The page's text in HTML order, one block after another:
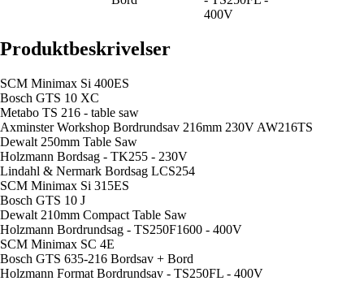
400V
Produktbeskrivelser
SCM Minimax Si 400ES
Bosch GTS 10 XC
Metabo TS 216 - table saw
Axminster Workshop Bordrundsav 216mm 230V AW216TS
Dewalt 250mm Table Saw
Holzmann Bordsag - TK255 - 230V
Lindahl & Nermark Bordsag LCS254
SCM Minimax Si 315ES
Bosch GTS 10 J
Dewalt 210mm Compact Table Saw
Holzmann Bordrundsag - TS250F1600 - 400V
SCM Minimax SC 4E
Bosch GTS 635-216 Bordsav + Bord
Holzmann Format Bordrundsav - TS250FL - 400V